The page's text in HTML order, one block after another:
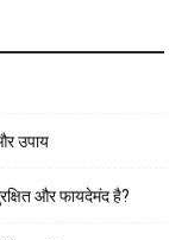
उपाय
और फायदेमंद है?